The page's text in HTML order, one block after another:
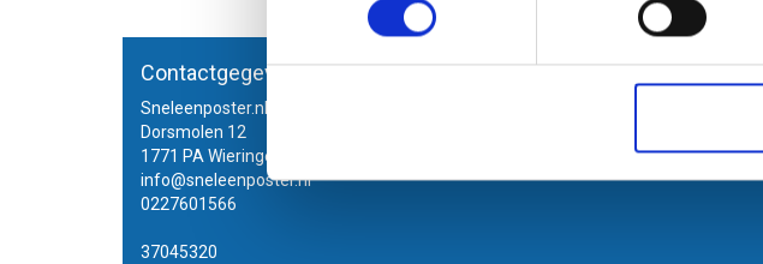
Contactgegevens
Sneleenposter.nl
Dorsmolen 12
1771 PA Wieringerwerf
info@sneleenposter.nl
0227601566
37045320
Meer informatie